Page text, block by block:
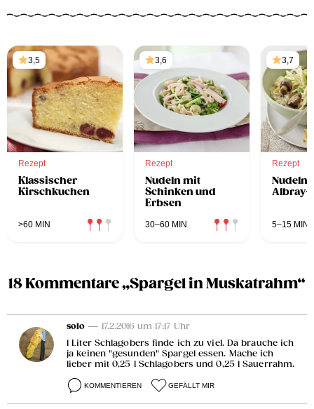
3,5
Rezept
Klassischer
Kirschkuchen
>60 MIN
3,6
Rezept
Nudeln mit
Schinken und
Erbsen
30–60 MIN
3,7
Rezept
Nudeln
Albray-
5–15 MIN
18 Kommentare „Spargel in Muskatrahm“
solo — 17.2.2016 um 17:17 Uhr
1 Liter Schlagobers finde ich zu viel. Da brauche ich
ja keinen "gesunden" Spargel essen. Mache ich
lieber mit 0,25 l Schlagobers und 0,25 l Sauerrahm.
KOMMENTIEREN GEFÄLLT MIR